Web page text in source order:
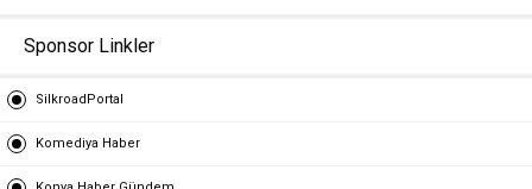
Sponsor Linkler
SilkroadPortal
Komediya Haber